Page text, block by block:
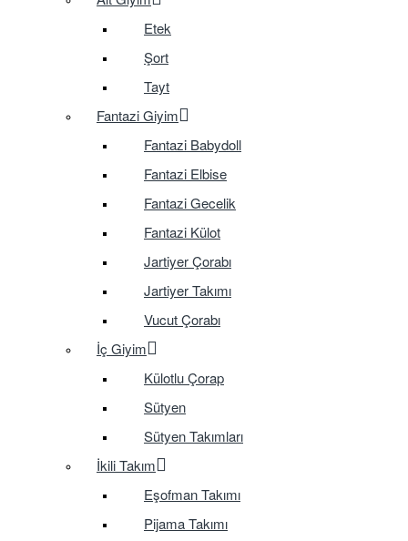
Etek
Şort
Tayt
Fantazi Giyim
Fantazi Babydoll
Fantazi Elbise
Fantazi Gecelik
Fantazi Külot
Jartiyer Çorabı
Jartiyer Takımı
Vucut Çorabı
İç Giyim
Külotlu Çorap
Sütyen
Sütyen Takımları
İkili Takım
Eşofman Takımı
Pijama Takımı